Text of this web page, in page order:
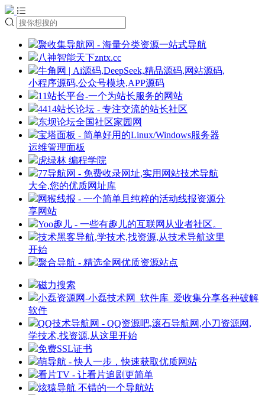
聚收集导航网 - 海量分类资源一站式导航
八神智能天下zntx.cc
牛角网 | Ai源码,DeepSeek,精品源码,网站源码,
小程序源码,公众号模块,APP源码
11站长平台-一个为站长服务的网站
4414站长论坛 - 专注交流的站长社区
东坝论坛全国社区家园网
宝塔面板 - 简单好用的Linux/Windows服务器
运维管理面板
虎绿林 编程学院
77导航网 - 免费收录网址,实用网站技术导航
大全,您的优质网址库
网猴线报 - 一个简单且纯粹的活动线报资源分
享网站
Yoo趣儿 - 一些有趣儿的互联网从业者社区。
技术黑客导航,学技术,找资源,从技术导航这里
开始
聚合导航 - 精选全网优质资源站点
磁力搜索
小磊资源网-小磊技术网_软件库_爱收集分享各种破解
软件
QQ技术导航网 - QQ资源吧,滚石导航网,小刀资源网,
学技术,找资源,从这里开始
免费SSL证书
萌导航 - 快人一步，快速获取优质网站
看片TV - 让看片追剧更简单
炫猿导航 不错的一个导航站